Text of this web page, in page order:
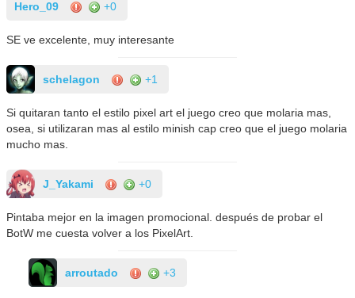
Hero_09 +0
SE ve excelente, muy interesante
schelagon +1
Si quitaran tanto el estilo pixel art el juego creo que molaria mas,
osea, si utilizaran mas al estilo minish cap creo que el juego molaria
mucho mas.
J_Yakami +0
Pintaba mejor en la imagen promocional. después de probar el
BotW me cuesta volver a los PixelArt.
arroutado +3